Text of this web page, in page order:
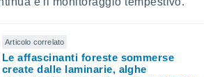
Articolo correlato
Le affascinanti foreste sommerse
create dalle laminarie, alghe